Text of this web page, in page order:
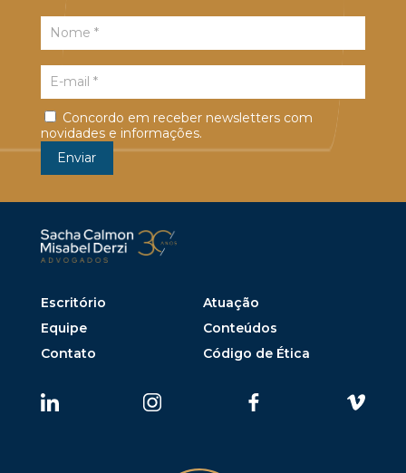
Concordo em receber newsletters com
novidades e informações.
Escritório
Atuação
Equipe
Conteúdos
Contato
Código de Ética